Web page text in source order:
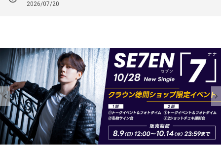
2026/07/20